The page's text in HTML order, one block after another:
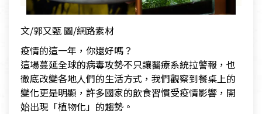
文/郭又甄 圖/網路素材
疫情的這一年，你還好嗎？
這場蔓延全球的病毒攻勢不只讓醫療系統拉警報，也
徹底改變各地人們的生活方式，我們觀察到餐桌上的
變化更是明顯，許多國家的飲食習慣受疫情影響，開
始出現「植物化」的趨勢。